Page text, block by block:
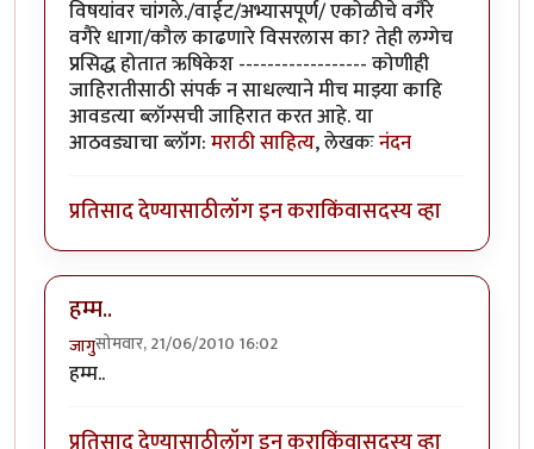
विषयांवर चांगले./वाईट/अभ्यासपूर्ण/ एकोळीचे वगैरे
वगैरे धागा/कौल काढणारे विसरलास का? तेही लग्गेच
प्रसिद्ध होतात ऋषिकेश ------------------ कोणीही
जाहिरातीसाठी संपर्क न साधल्याने मीच माझ्या काहि
आवडत्या ब्लॉग्सची जाहिरात करत आहे. या
आठवड्याचा ब्लॉग:मराठी साहित्य, लेखकःनंदन
प्रतिसाद देण्यासाठीलॉग इन कराकिंवासदस्य व्हा
हम्म..
जागुसोमवार, 21/06/2010 16:02
हम्म..